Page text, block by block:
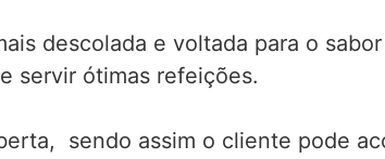
descolada e voltada para o
servir ótimas refeições.
sendo assim o cliente pode